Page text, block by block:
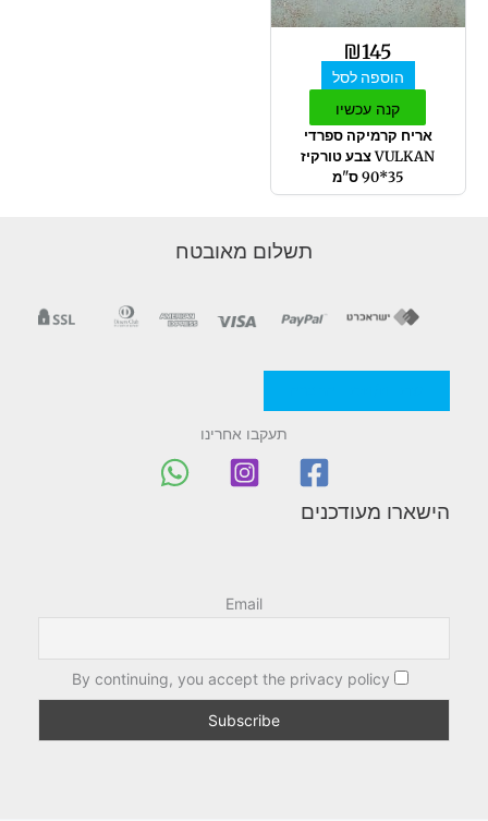
₪145
הוספה לסל
קנה עכשיו
אריח קרמיקה ספרדי
VULKAN צבע טורקיז
35*90 ס"מ
תשלום מאובטח
תעקבו אחרינו
הישארו מעודכנים
Email
By continuing, you accept the privacy policy